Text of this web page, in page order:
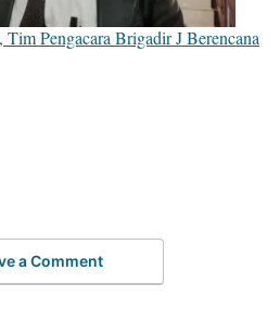
Pengacara Brigadir J Berencana
a Comment